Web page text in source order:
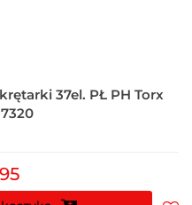
37el. PŁ PH Torx